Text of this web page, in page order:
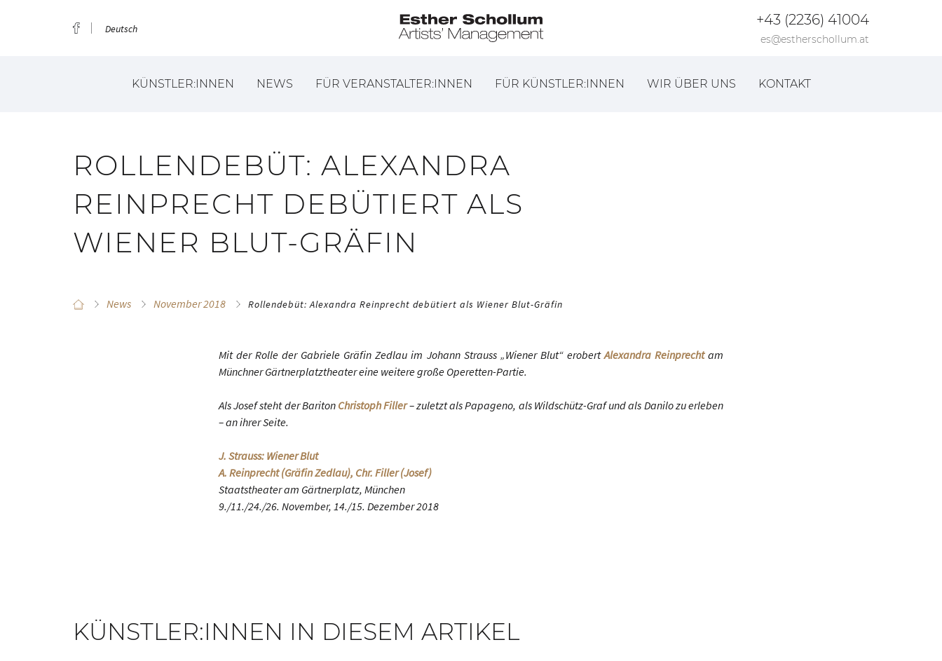
Deutsch
+43 (2236) 41004
es@estherschollum.at
KÜNSTLER:INNEN NEWS FÜR VERANSTALTER:INNEN FÜR KÜNSTLER:INNEN WIR ÜBER UNS KONTAKT
ROLLENDEBÜT: ALEXANDRA
REINPRECHT DEBÜTIERT ALS
WIENER BLUT-GRÄFIN
News November 2018 Rollendebüt: Alexandra Reinprecht debütiert als Wiener Blut-Gräfin
Mit der Rolle der Gabriele Gräfin Zedlau im Johann Strauss „Wiener Blut“ erobertAlexandra Reinprechtam
Münchner Gärtnerplatztheater eine weitere große Operetten-Partie.
Als Josef steht der Bariton Christoph Filler– zuletzt als Papageno, als Wildschütz-Graf und als Danilo zu erleben
– an ihrer Seite.
J. Strauss: Wiener Blut
A. Reinprecht (Gräfin Zedlau), Chr. Filler (Josef)
Staatstheater am Gärtnerplatz, München
9./11./24./26. November, 14./15. Dezember 2018
KÜNSTLER:INNEN IN DIESEM ARTIKEL